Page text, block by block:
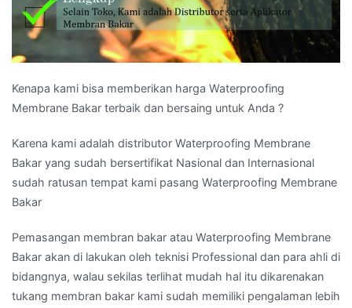
Kenapa kami bisa memberikan harga Waterproofing
Membrane Bakar terbaik dan bersaing untuk Anda ?
Karena kami adalah distributor Waterproofing Membrane
Bakar yang sudah bersertifikat Nasional dan Internasional
sudah ratusan tempat kami pasang Waterproofing Membrane
Bakar
Pemasangan membran bakar atau Waterproofing Membrane
Bakar akan di lakukan oleh teknisi Professional dan para ahli di
bidangnya, walau sekilas terlihat mudah hal itu dikarenakan
tukang membran bakar kami sudah memiliki pengalaman lebih